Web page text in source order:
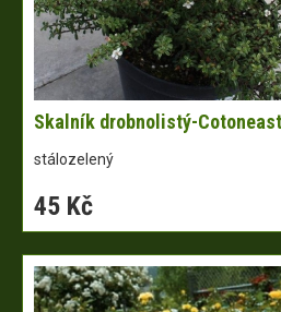
Skalník drobnolistý-
stálozelený
45 Kč